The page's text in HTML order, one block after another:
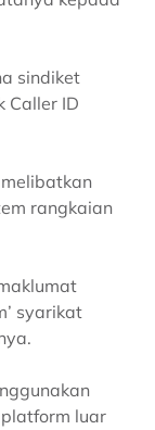
sindiket
Caller ID
rangkaian
syarikat
luar